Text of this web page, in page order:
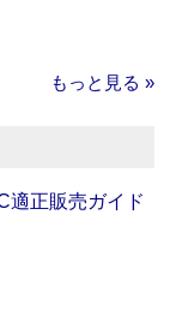
もっと見る »
適正販売ガイド